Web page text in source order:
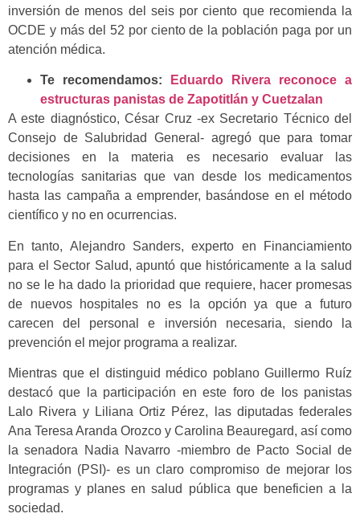
inversión de menos del seis por ciento que recomienda la
OCDE y más del 52 por ciento de la población paga por un
atención médica.
Te recomendamos:
Eduardo Rivera reconoce a
estructuras panistas de Zapotitlán y Cuetzalan
A este diagnóstico, César Cruz -ex Secretario Técnico del
Consejo de Salubridad General- agregó que para tomar
decisiones en la materia es necesario evaluar las
tecnologías sanitarias que van desde los medicamentos
hasta las campaña a emprender, basándose en el método
científico y no en ocurrencias.
En tanto, Alejandro Sanders, experto en Financiamiento
para el Sector Salud, apuntó que históricamente a la salud
no se le ha dado la prioridad que requiere, hacer promesas
de nuevos hospitales no es la opción ya que a futuro
carecen del personal e inversión necesaria, siendo la
prevención el mejor programa a realizar.
Mientras que el distinguid médico poblano Guillermo Ruíz
destacó que la participación en este foro de los panistas
Lalo Rivera y Liliana Ortiz Pérez, las diputadas federales
Ana Teresa Aranda Orozco y Carolina Beauregard, así como
la senadora Nadia Navarro -miembro de Pacto Social de
Integración (PSI)- es un claro compromiso de mejorar los
programas y planes en salud pública que beneficien a la
sociedad.